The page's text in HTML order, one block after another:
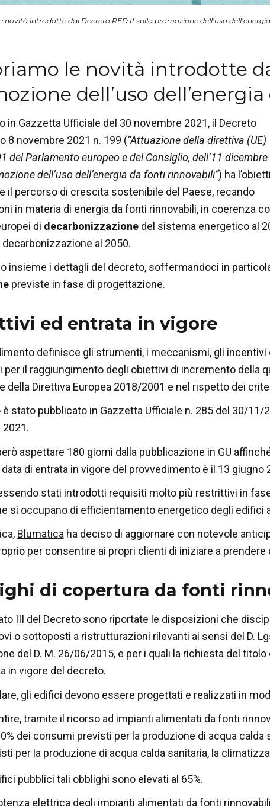
novità introdotte dal Decreto RED II sulla promozione dell’uso
le novità introdotte
dell’uso
in Gazzetta Ufficiale del 30 novembre 2021, il Decreto
8 novembre 2021 n. 199 (“Attuazione della direttiva (UE)
del Parlamento europeo e del Consiglio, dell’11 dicembre
dell’uso dell’energia da fonti rinnovabili”) ha
il percorso di crescita sostenibile del Paese, recando
in materia di energia da fonti rinnovabili, in coerenza
di decarbonizzazionedel sistema energetico al
al 2050.
insieme i dettagli del decreto, soffermandoci in
previste in fase di progettazione.
ed entrata in vigore
definisce gli strumenti, i meccanismi, gli
per il raggiungimento degli obiettivi di incremento della
della Direttiva Europea 2018/2001 e nel rispetto dei
è stato pubblicato in Gazzetta Ufficiale n. 285 del 30/11/
aspettare 180 giorni dalla pubblicazione in GU
data di entrata in vigore del provvedimento è il 13 giugno
stati introdotti requisiti molto più restrittivi in
si occupano di efficientamento energetico degli edifici
Blumatica ha deciso di aggiornare con notevole
per consentire ai propri clienti di iniziare a
di copertura da fonti
III del Decreto sono riportate le disposizioni che
o sottoposti a ristrutturazioni rilevanti ai sensi del D.
del D. M. 26/06/2015, e per i quali la richiesta del
in vigore del decreto.
gli edifici devono essere progettati e realizzati in
tramite il ricorso ad impianti alimentati da fonti
dei consumi previsti per la produzione di acqua
per la produzione di acqua calda sanitaria, la
pubblici tali obblighi sono elevati al 65%.
elettrica degli impianti alimentati da fonti